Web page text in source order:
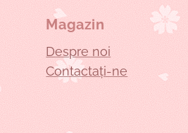
Magazin
Despre noi
Contactați-ne